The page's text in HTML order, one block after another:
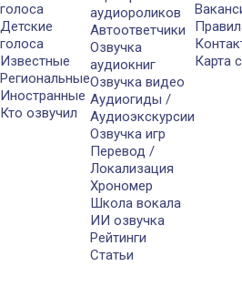
голоса
Детские
голоса
Известные
Региональные
Иностранные
Кто озвучил
аудиороликов
Автоответчики
Озвучка
аудиокниг
Озвучка видео
Аудиогиды /
Аудиоэкскурсии
Озвучка игр
Перевод /
Локализация
Хрономер
Школа вокала
ИИ озвучка
Рейтинги
Статьи
Карта